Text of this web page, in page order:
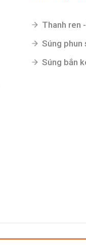
Thanh ren
Súng phun
Súng bắn